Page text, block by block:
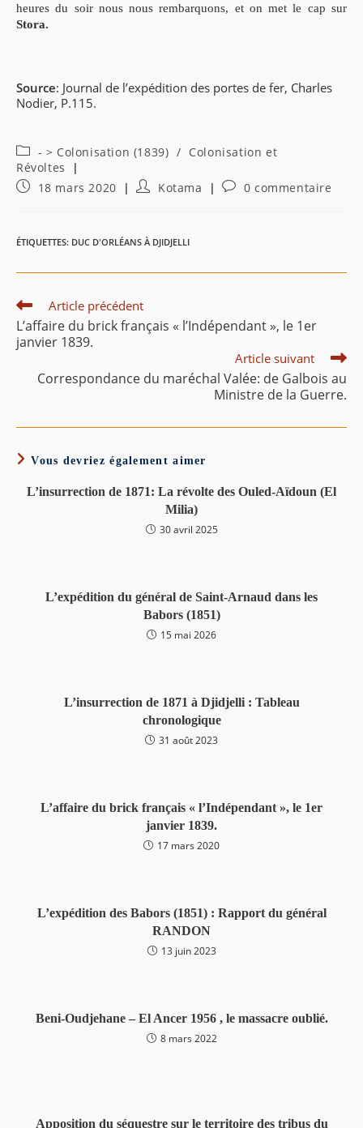
heures du soir nous nous rembarquons, et on met le cap sur
Stora.
Source: Journal de l’expédition des portes de fer, Charles
Nodier, P.115.
Post
category:
- > Colonisation (1839) / Colonisation et
Révoltes
Publication
18 mars 2020
Auteur/autrice
Kotama
Commentaires
0 commentaire
ÉTIQUETTES: DUC D'ORLÉANS À DJIDJELLI
Read
more
articles
Article précédent
L’affaire du brick français « l’Indépendant », le 1er
janvier 1839.
Article suivant
Correspondance du maréchal Valée: de Galbois au
Ministre de la Guerre.
Vous devriez également aimer
L’insurrection de 1871: La révolte des Ouled-Aïdoun (El
Milia)
30 avril 2025
L’expédition du général de Saint-Arnaud dans les
Babors (1851)
15 mai 2026
L’insurrection de 1871 à Djidjelli : Tableau
chronologique
31 août 2023
L’affaire du brick français « l’Indépendant », le 1er
janvier 1839.
17 mars 2020
L’expédition des Babors (1851) : Rapport du général
RANDON
13 juin 2023
Beni-Oudjehane – El Ancer 1956 , le massacre oublié.
8 mars 2022
Apposition du séquestre sur le territoire des tribus du